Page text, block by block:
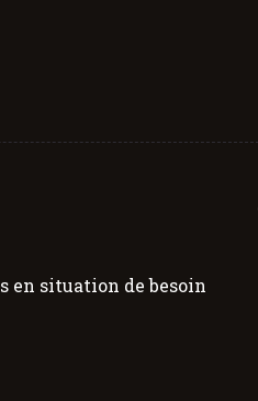
en situation de besoin